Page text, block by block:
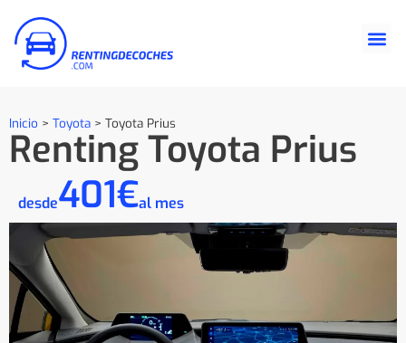
Inicio > Toyota > Toyota Prius
Renting Toyota Prius
desde401€al mes